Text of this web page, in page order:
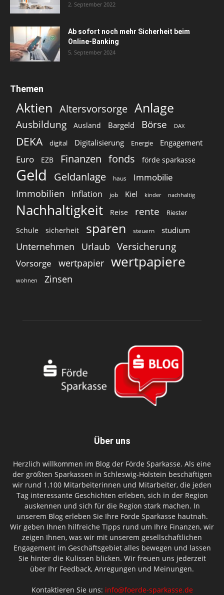
2. September 2022
Ab sofort noch mehr Sicherheit beim
Online-Banking
5. September 2024
Themen
Aktien Altersvorsorge Anlage
Ausbildung Ausland Bargeld Börse DAX
DEKA digital Digitalisierung Energie Engagement
Euro EZB Finanzen fonds förde sparkasse
Geld Geldanlage haus Immobilie
Immobilien Inflation job Kiel kinder nachhaltig
Nachhaltigkeit Reise rente Riester
Schule sicherheit sparen steuern studium
Unternehmen Urlaub Versicherung
Vorsorge wertpapier wertpapiere
wohnen Zinsen
Über uns
Herzlich willkommen im Blog der Förde Sparkasse. Als eine
der größten Sparkassen in Schleswig-Holstein beschäftigen
wir rund 1.100 Mitarbeiterinnen und Mitarbeiter, die jeden
Tag interessante Geschichten erleben, sich in der Region
auskennen und sich für die Region stark machen. In
unserem Blog erleben Sie Ihre Förde Sparkasse hautnah.
Wir geben Ihnen hilfreiche Tipps rund um Ihre Finanzen, wir
zeigen Ihnen, was wir mit unserem gesellschaftlichen
Engagement im Geschäftsgebiet alles bewegen und lassen
Sie hinter die Kulissen blicken. Wir freuen uns jederzeit
über Ihr Feedback, Anregungen und Meinungen.
Kontaktieren Sie uns: info@foerde-sparkasse.de